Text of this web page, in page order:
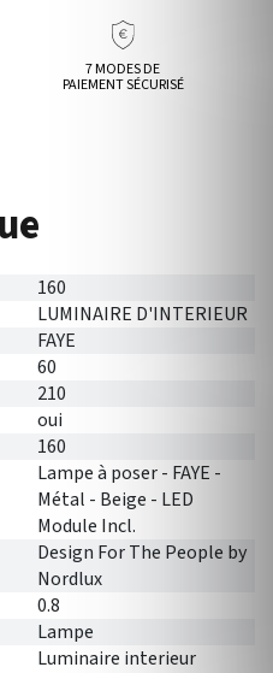
7 MODES DE
PAIEMENT SÉCURISÉ
160
LUMINAIRE D'INTERIEUR
FAYE
60
210
oui
160
Lampe à poser - FAYE -
Métal - Beige - LED
Module Incl.
Design For The People by
Nordlux
0.8
Lampe
Luminaire interieur